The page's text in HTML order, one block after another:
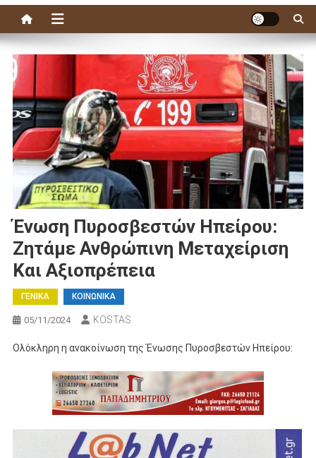
Ένωση Πυροσβεστών Ηπείρου:
Ζητάμε Ανθρώπινη Μεταχείριση
Και Αξιοπρέπεια
ΓΕΝΙΚΑ ΚΟΙΝΩΝΙΚΑ
05/11/2024 KOSTAS
Ολόκληρη η ανακοίνωση της Ένωσης Πυροσβεστών Ηπείρου: